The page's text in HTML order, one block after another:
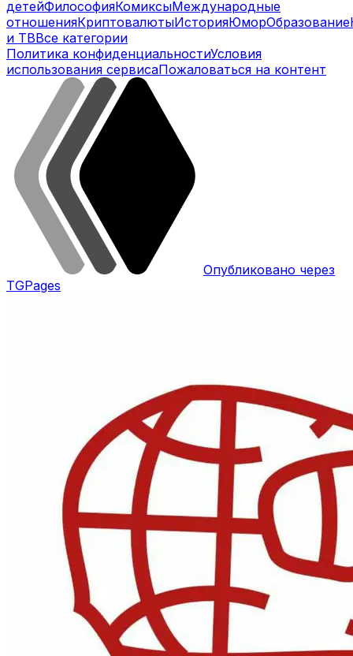
детейФилософияКомиксыМеждународные
отношенияКриптовалютыИсторияЮморОбразование
и ТВВсе категории
Политика конфиденциальностиУсловия
использования сервисаПожаловаться на контент
Опубликовано через
TGPages